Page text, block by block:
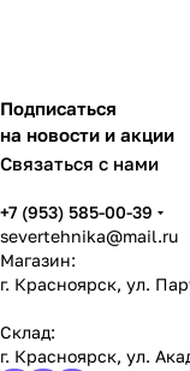
Подписаться
на новости и акции
Связаться с нами
+7 (953) 585-00-39
severtehnika@mail.ru
Магазин:
г. Красноярск, ул.
Склад:
г. Красноярск, ул.